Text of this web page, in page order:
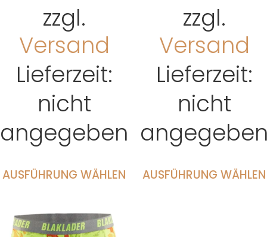
zzgl.
Versand
Lieferzeit:
nicht
angegeben
AUSFÜHRUNG WÄHLEN
zzgl.
Versand
Lieferzeit:
nicht
AUSFÜHRUNG WÄHLEN